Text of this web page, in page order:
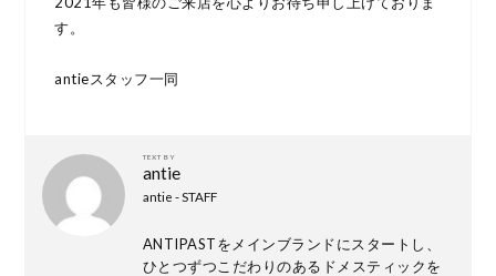
す。
antieスタッフ一同
TEXT BY
antie
antie - STAFF
ANTIPASTをメインブランドにスタートし、
ひとつずつこだわりのあるドメスティックを